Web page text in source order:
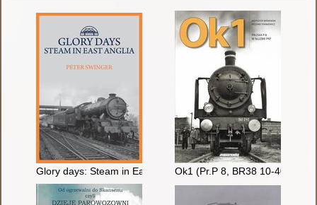
Glory days: Steam in East AngliaOk1 (Pr.P 8, BR38 10-40) :